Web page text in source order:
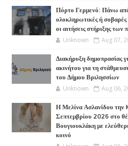
Πόρτο Γερμενό: Πάνω
ολοκληρωτικές ή σοβαρές
οι αιτήσεις στήριξης των
Unknown Aug 07,
Διακήρυξη δημοπρασίας
ακινήτου για τη
του Δήμου Βριλησσίων
Unknown Aug 06,
Η Μελίνα Ασλανίδου την
Σεπτεμβρίου 2026 στο
Βουγιουκλάκη με
κοινό